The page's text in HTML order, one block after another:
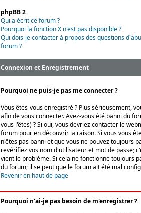
phpBB 2
Qui a écrit ce forum ?
Pourquoi la fonction X n'est pas disponible ?
Qui dois-je contacter à propos des questions
forum ?
Connexion et Enregistrement
Pourquoi ne puis-je pas me connecter ?
Vous êtes-vous enregistré ? Plus sérieusement,
afin de vous connecter. Avez-vous été banni du
vous l'êtes) ? Si oui, vous devriez contacter le
forum pour en découvrir la raison. Si vous vous
n'êtes pas banni et que vous ne pouvez toujours
revérifiez vos nom d'utilisateur et mot de passe;
vient le problème. Si cela ne fonctionne toujours
du forum; il se peut que le forum ait été mal
Revenir en haut de page
Pourquoi n'ai-je pas besoin de m'enregistrer ?